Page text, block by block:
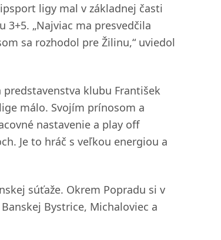
ligy mal v základnej časti
„Najviac ma presvedčila
sa rozhodol pre Žilinu,“ uviedol
klubu František
málo. Svojím prínosom a
nastavenie a play off
Je to hráč s veľkou energiou a
súťaže. Okrem Popradu si v
Bystrice, Michaloviec a